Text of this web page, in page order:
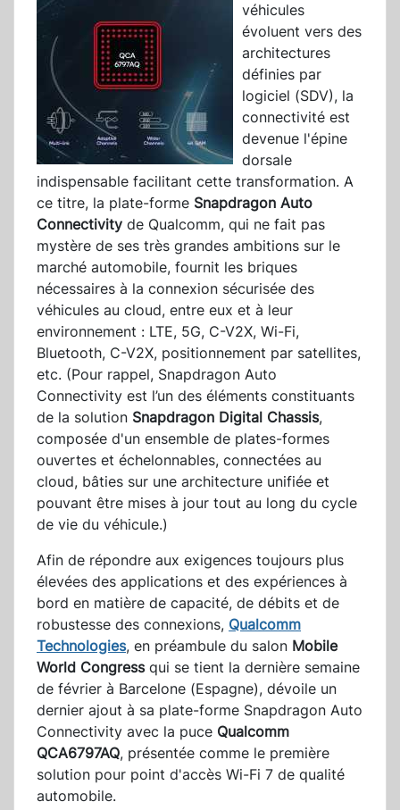
véhicules
évoluent vers des
architectures
définies par
logiciel (SDV), la
connectivité est
devenue l'épine
dorsale
indispensable facilitant cette transformation. A
ce titre, la plate-forme Snapdragon Auto
Connectivity de Qualcomm, qui ne fait pas
mystère de ses très grandes ambitions sur le
marché automobile, fournit les briques
nécessaires à la connexion sécurisée des
véhicules au cloud, entre eux et à leur
environnement : LTE, 5G, C-V2X, Wi-Fi,
Bluetooth, C-V2X, positionnement par satellites,
etc. (Pour rappel, Snapdragon Auto
Connectivity est l’un des éléments constituants
de la solution Snapdragon Digital Chassis,
composée d'un ensemble de plates-formes
ouvertes et échelonnables, connectées au
cloud, bâties sur une architecture unifiée et
pouvant être mises à jour tout au long du cycle
de vie du véhicule.)
Afin de répondre aux exigences toujours plus
élevées des applications et des expériences à
bord en matière de capacité, de débits et de
robustesse des connexions, Qualcomm
Technologies, en préambule du salon Mobile
World Congressqui se tient la dernière semaine
de février à Barcelone (Espagne), dévoile un
dernier ajout à sa plate-forme Snapdragon Auto
Connectivity avec la puce Qualcomm
QCA6797AQ, présentée comme le première
solution pour point d'accès Wi-Fi 7 de qualité
automobile.